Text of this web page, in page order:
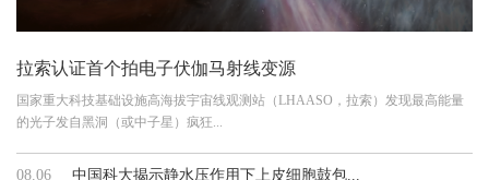
拉索认证首个拍电子伏伽马射线变源
国家重大科技基础设施高海拔宇宙线观测站（LHAASO，拉索）发现最高能量
的光子发自黑洞（或中子星）疯狂...
08.06 中国科大揭示静水压作用下上皮细胞鼓包...